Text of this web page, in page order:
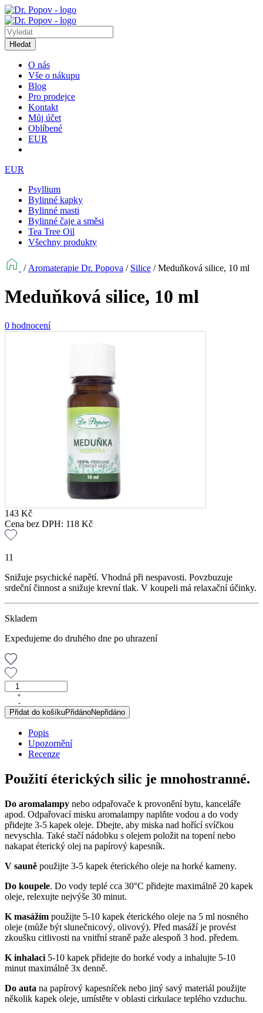
Hledat
O nás
Vše o nákupu
Blog
Pro prodejce
Kontakt
Můj účet
Oblíbené
EUR
EUR
Psyllium
Bylinné kapky
Bylinné masti
Bylinné čaje a směsi
Tea Tree Oil
Všechny produkty
/ Aromaterapie Dr. Popova / Silice /Meduňková silice, 10 ml
Meduňková silice, 10 ml
0 hodnocení
143 Kč
Cena bez DPH: 118 Kč
11
Snižuje psychické napětí. Vhodná při nespavosti. Povzbuzuje
srdeční činnost a snižuje krevní tlak. V koupeli má relaxační účinky.
Skladem
Expedujeme do druhého dne po uhrazení
Meduňková
silice,
10
ml
množství
+
-
Přidat do košíkuPřidánoNepřidáno
Popis
Upozornění
Recenze
Použití éterických silic je mnohostranné.
Do aromalampy nebo odpařovače k provonění bytu, kanceláře
apod. Odpařovací misku aromalampy naplňte vodou a do vody
přidejte 3-5 kapek oleje. Dbejte, aby miska nad hořící svíčkou
nevyschla. Také stačí nádobku s olejem položit na topení nebo
nakapat éterický olej na papírový kapesník.
V sauně použijte 3-5 kapek éterického oleje na horké kameny.
Do koupele. Do vody teplé cca 30°C přidejte maximálně 20 kapek
oleje, relexujte nejvýše 30 minut.
K masážím použijte 5-10 kapek éterického oleje na 5 ml nosného
oleje (může být slunečnicový, olivový). Před masáží je provést
zkoušku citlivosti na vnitřní straně paže alespoň 3 hod. předem.
K inhalaci 5-10 kapek přidejte do horké vody a inhalujte 5-10
minut maximálně 3x denně.
Do auta na papírový kapesníček nebo jiný savý materiál použijte
několik kapek oleje, umístěte v oblasti cirkulace teplého vzduchu.